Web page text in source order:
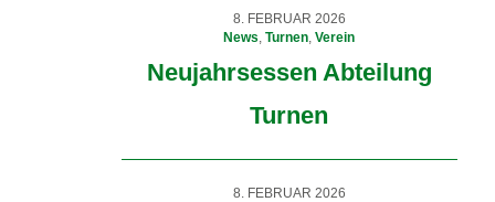
8. FEBRUAR 2026
News ,Turnen ,Verein
Neujahrsessen Abteilung
Turnen
8. FEBRUAR 2026